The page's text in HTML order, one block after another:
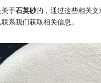
关于石英砂的，通过这些相关
系我们获取相关信息。